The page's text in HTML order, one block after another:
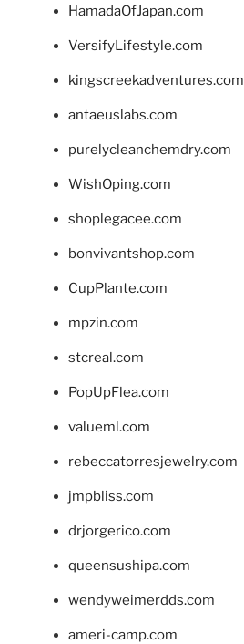
HamadaOfJapan.com
VersifyLifestyle.com
kingscreekadventures.com
antaeuslabs.com
purelycleanchemdry.com
WishOping.com
shoplegacee.com
bonvivantshop.com
CupPlante.com
mpzin.com
stcreal.com
PopUpFlea.com
valueml.com
rebeccatorresjewelry.com
jmpbliss.com
drjorgerico.com
queensushipa.com
wendyweimerdds.com
ameri-camp.com